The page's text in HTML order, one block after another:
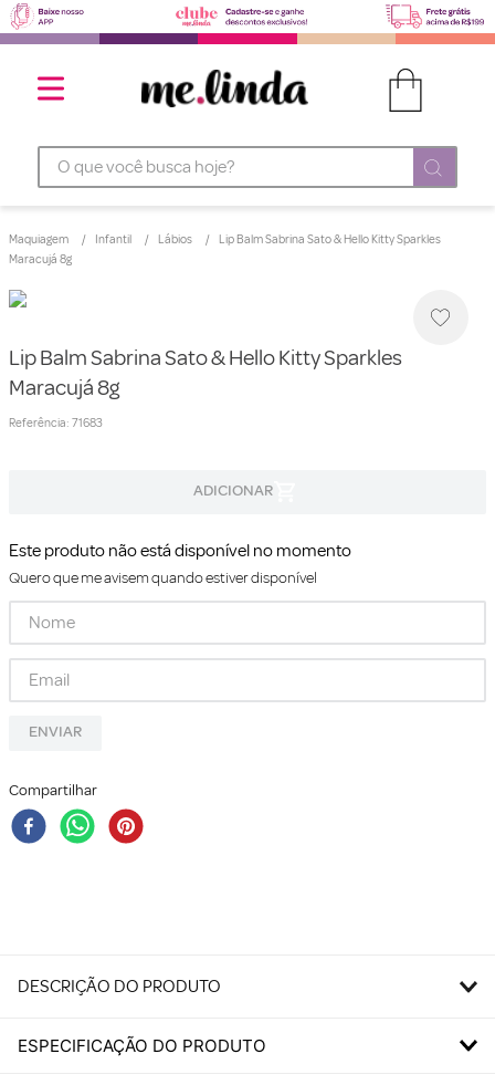
O que você busca hoje?
Maquiagem Infantil Lábios
Lip Balm Sabrina Sato & Hello Kitty Sparkles
Maracujá 8g
Lip Balm Sabrina Sato & Hello Kitty Sparkles
Maracujá 8g
Referência: 71683
Este produto não está disponível no momento
Quero que me avisem quando estiver disponível
ENVIAR
Compartilhar
DESCRIÇÃO DO PRODUTO
ESPECIFICAÇÃO DO PRODUTO